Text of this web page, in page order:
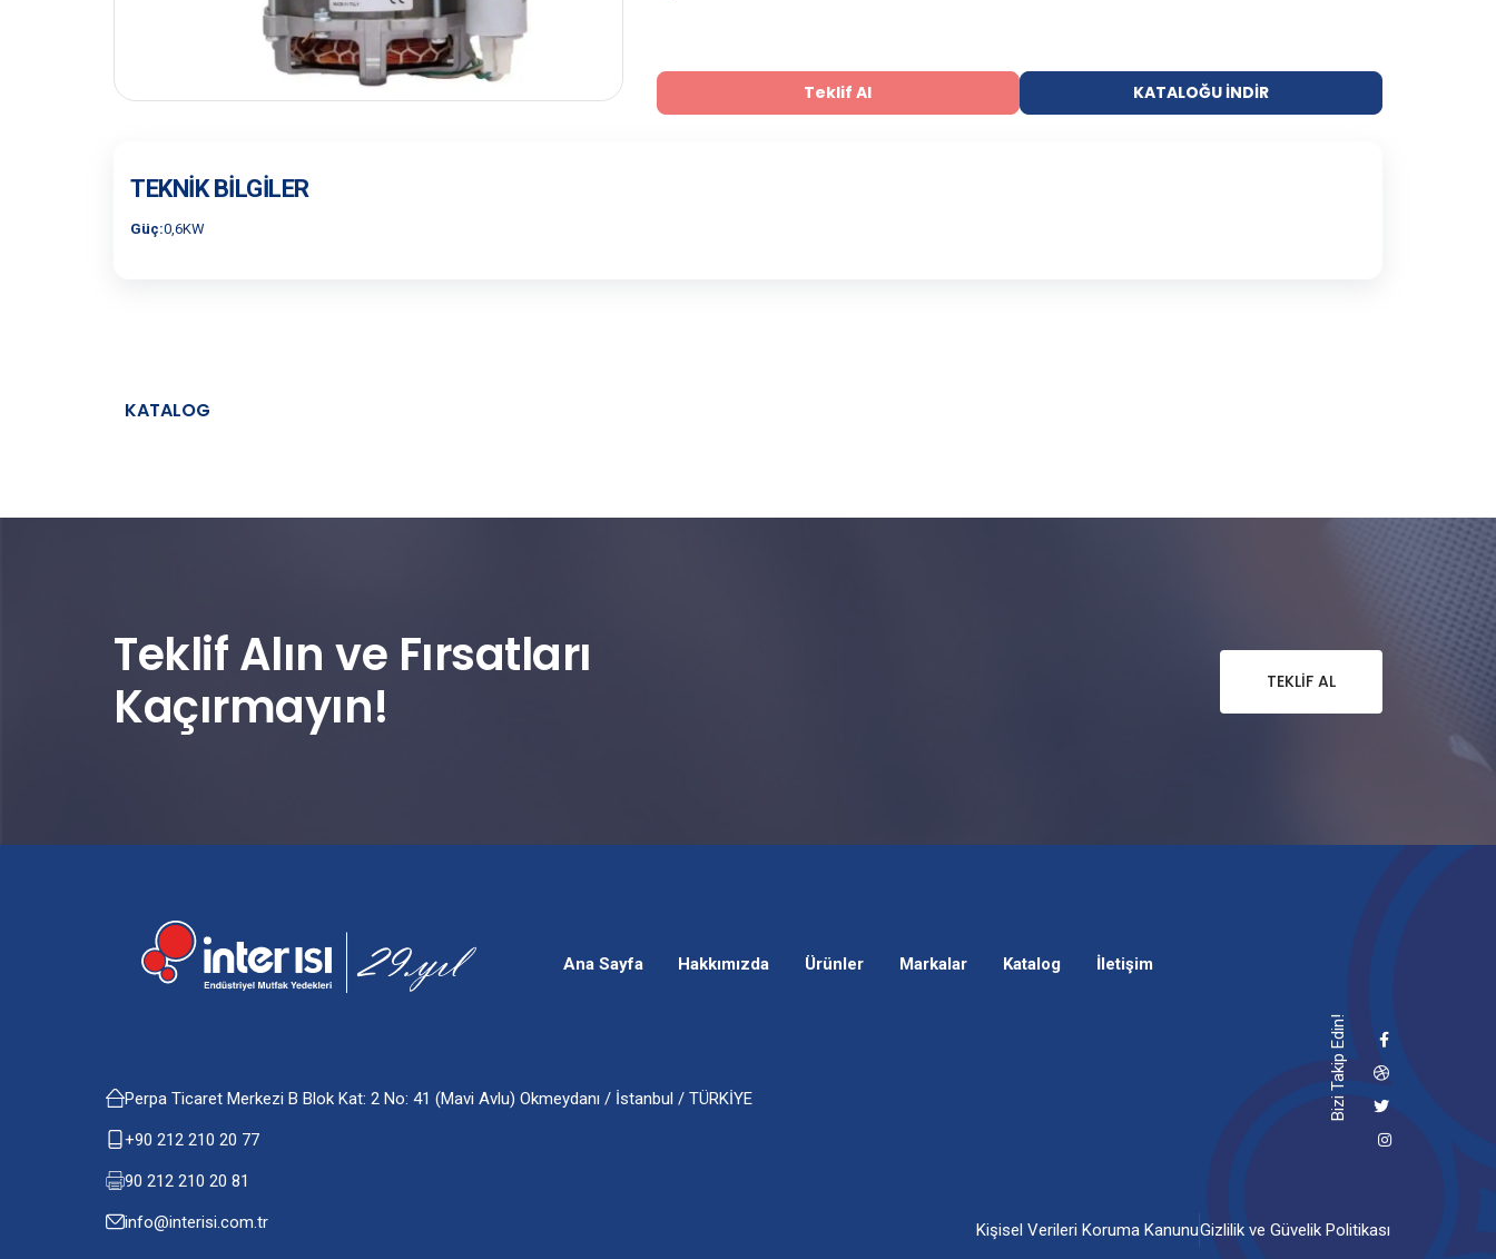
Teklif Al KATALOĞU İNDIR
TEKNIK BILGILER
Güç:0,6KW
KATALOG
Teklif Alın ve Fırsatları
Kaçırmayın!
TEKLIF AL
Ana Sayfa Hakkımızda Ürünler Markalar Katalog İletişim
Perpa Ticaret Merkezi B Blok Kat: 2 No: 41 (Mavi Avlu) Okmeydanı / İstanbul / TÜRKİYE
+90 212 210 20 77
90 212 210 20 81
info@interisi.com.tr Kişisel Verileri Koruma KanunuGizlilik ve Güvelik Politikası
Bizi Takip Edin!